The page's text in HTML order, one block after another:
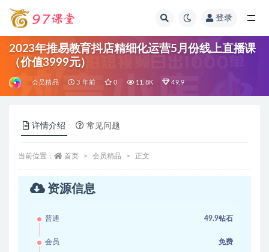
登录
2023年推易教育抖店精细化运营5月份线上直播课
（价值3999元）
会员精品 3 年前 0 11.8K 49.9
详情介绍 常见问题
当前位置： 首页 会员精品 正文
资源信息
普通 49.9钻石
会员 免费